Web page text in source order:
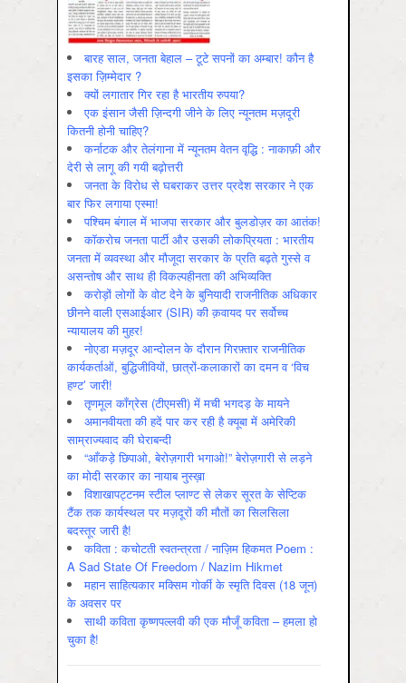
बारह साल, जनता बेहाल – टूटे सपनों का अम्बार! कौन है
इसका ज़िम्मेदार ?
क्यों लगातार गिर रहा है भारतीय रुपया?
एक इंसान जैसी ज़िन्दगी जीने के लिए न्यूनतम मज़दूरी
कितनी होनी चाहिए?
कर्नाटक और तेलंगाना में न्यूनतम वेतन वृद्धि : नाकाफ़ी और
देरी से लागू की गयी बढ़ोत्तरी
जनता के विरोध से घबराकर उत्तर प्रदेश सरकार ने एक
बार फिर लगाया एस्मा!
पश्चिम बंगाल में भाजपा सरकार और बुलडोज़र का आतंक!
कॉकरोच जनता पार्टी और उसकी लोकप्रियता : भारतीय
जनता में व्‍यवस्‍था और मौजूदा सरकार के प्रति बढ़ते गुस्‍से व
असन्‍तोष और साथ ही विकल्‍पहीनता की अभिव्‍यक्ति
करोड़ों लोगों के वोट देने के बुनियादी राजनीतिक अधिकार
छीनने वाली एसआईआर (SIR) की क़वायद पर सर्वोच्च
न्यायालय की मुहर!
नोएडा मज़दूर आन्दोलन के दौरान गिरफ़्तार राजनीतिक
कार्यकर्ताओं, बुद्धिजीवियों, छात्रों-कलाकारों का दमन व ‘विच
हण्ट’ जारी!
तृणमूल काँग्रेस (टीएमसी) में मची भगदड़ के मायने
अमानवीयता की हदें पार कर रही है क्यूबा में अमेरिकी
साम्राज्यवाद की घेराबन्दी
“आँकड़े छिपाओ, बेरोज़गारी भगाओ!” बेरोज़गारी से लड़ने
का मोदी सरकार का नायाब नुस्ख़ा
विशाखापट्टनम स्टील प्लाण्ट से लेकर सूरत के सेप्टिक
टैंक तक कार्यस्थल पर मज़दूरों की मौतों का सिलसिला
बदस्तूर जारी है!
कविता : कचोटती स्वतन्त्रता / नाज़िम हिकमत Poem :
A Sad State Of Freedom / Nazim Hikmet
महान साहित्यकार मक्सिम गोर्की के स्मृति दिवस (18 जून)
के अवसर पर
साथी कविता कृष्णपल्लवी की एक मौजूँ कविता – हमला हो
चुका है!